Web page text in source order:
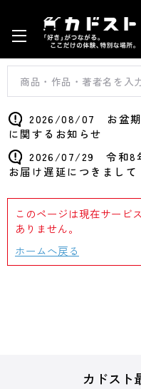
2026/08/07 お盆期
に関するお知らせ
2026/07/29 令和8
お届け遅延につきまして
このページは現在サービ
ありません。
ホームへ戻る
カドスト